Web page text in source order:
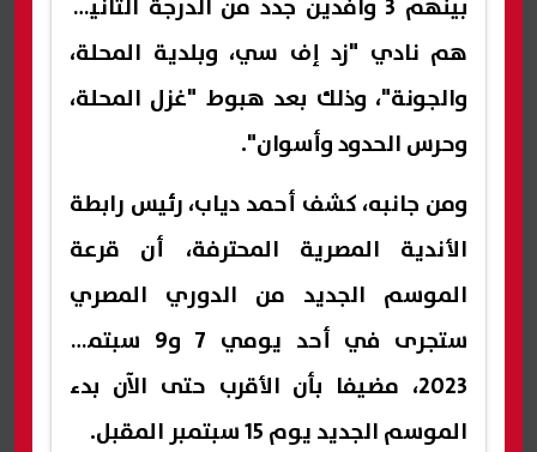
بينهم 3 وافدين جدد من الدرجة الثانية،
هم نادي "زد إف سي، وبلدية المحلة،
والجونة"، وذلك بعد هبوط "غزل المحلة،
وحرس الحدود وأسوان".
ومن جانبه، كشف أحمد دياب، رئيس رابطة
الأندية المصرية المحترفة، أن قرعة
الموسم الجديد من الدوري المصري
ستجرى في أحد يومي 7 و9 سبتمبر
2023، مضيفا بأن الأقرب حتى الآن بدء
الموسم الجديد يوم 15 سبتمبر المقبل.